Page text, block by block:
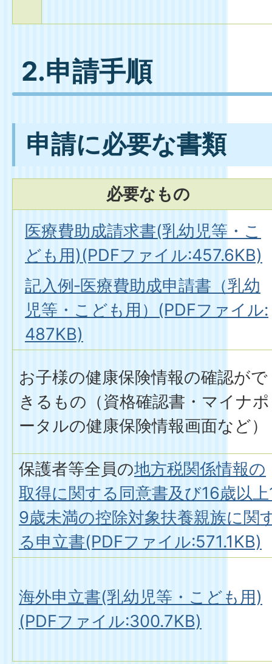
2.申請手順
申請に必要な書類
必要なもの
医療費助成請求書(乳幼児等・こ
ども用)(PDFファイル:457.6KB)
記入例‐医療費助成申請書（乳幼
児等・こども用）(PDFファイル:
487KB)
お子様の健康保険情報の確認がで
きるもの（資格確認書・マイナポ
ータルの健康保険情報画面など）
保護者等全員の地方税関係情報の
取得に関する同意書及び16歳以上
9歳未満の控除対象扶養親族に関
る申立書(PDFファイル:571.1KB)
海外申立書(乳幼児等・こども用)
(PDFファイル:300.7KB)